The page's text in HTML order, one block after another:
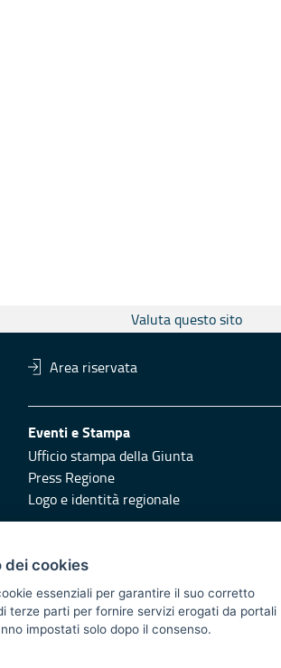
Valuta questo sito
Area riservata
Eventi e Stampa
Ufficio stampa della Giunta
Press Regione
Logo e identità regionale
Responsabili di pubblicazione
2020 - Asse XI
dei cookies
essenziali per garantire il suo corretto
terze parti per fornire servizi erogati da portali
impostati solo dopo il consenso.